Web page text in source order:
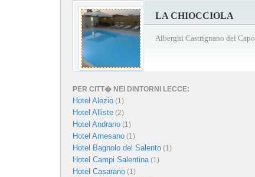
LA CHIOCCIOLA
Alberghi Castrignano del Capo
PER CITT� NEI DINTORNI LECCE:
Hotel Alezio (1)
Hotel Alliste (2)
Hotel Andrano (1)
Hotel Arnesano (1)
Hotel Bagnolo del Salento (1)
Hotel Campi Salentina(1)
Hotel Casarano (1)